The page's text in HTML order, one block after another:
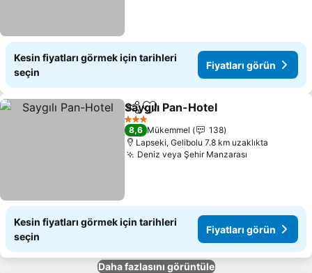
Kesin fiyatları görmek için tarihleri
seçin
Fiyatları görün
PaylaşFavorilerime ekle
Saygılı Pan-Hotel
3 Yıldız
8,6 Mükemmel
138
Lapseki, Gelibolu 7.8 km uzaklıkta
Deniz veya Şehir Manzarası
Kesin fiyatları görmek için tarihleri
seçin
Fiyatları görün
Daha fazlasını görüntüle